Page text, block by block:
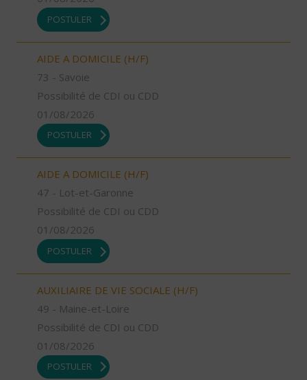
POSTULER
AIDE A DOMICILE (H/F)
73 - Savoie
Possibilité de CDI ou CDD
01/08/2026
POSTULER
AIDE A DOMICILE (H/F)
47 - Lot-et-Garonne
Possibilité de CDI ou CDD
01/08/2026
POSTULER
AUXILIAIRE DE VIE SOCIALE (H/F)
49 - Maine-et-Loire
Possibilité de CDI ou CDD
01/08/2026
POSTULER